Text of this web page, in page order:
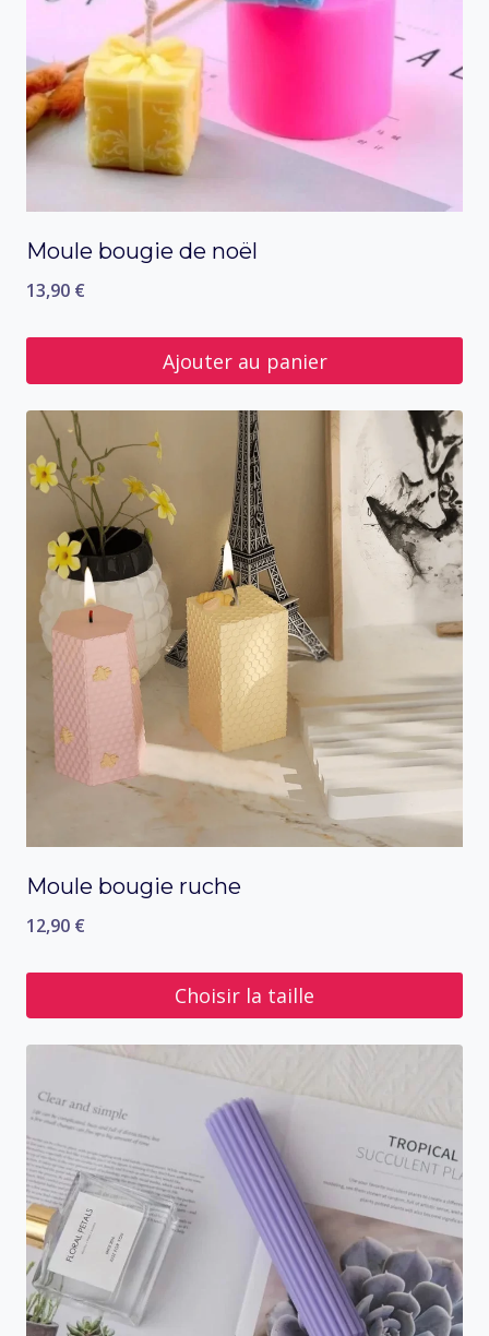
Moule bougie de noël
13,90 €
Ajouter au panier
Moule bougie ruche
12,90 €
Choisir la taille
plusieurs
variations.
Les
options
peuvent
être